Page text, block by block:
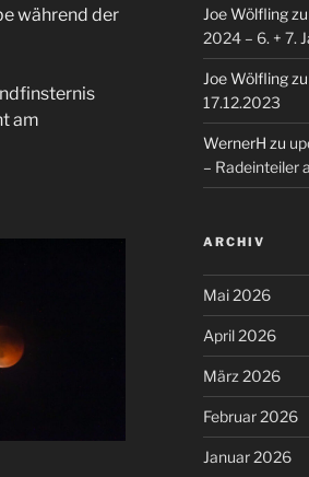
während der
am
Joe Wölflingzu
2024 – 6. + 7.
Joe Wölflingzu
17.12.2023
WernerH zu
– Radeinteiler
ARCHIV
Mai 2026
April 2026
März 2026
Februar 2026
Januar 2026